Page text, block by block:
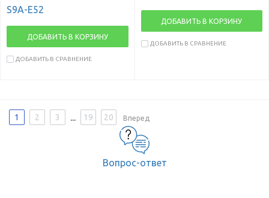
S9A-E52
ДОБАВИТЬ В КОРЗИНУ
ДОБАВИТЬ В СРАВНЕНИЕ
ДОБАВИТЬ В КОРЗИНУ
ДОБАВИТЬ В СРАВНЕНИЕ
1 2 3 ... 19 20 Вперед
Вопрос-ответ